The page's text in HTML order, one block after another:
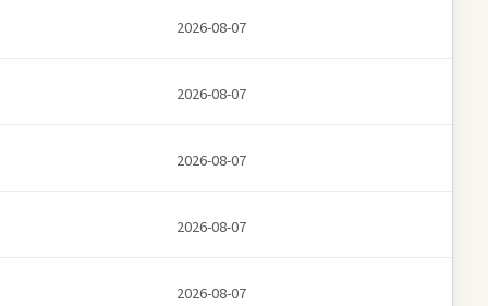
2026-08-07
2026-08-07
2026-08-07
2026-08-07
2026-08-07